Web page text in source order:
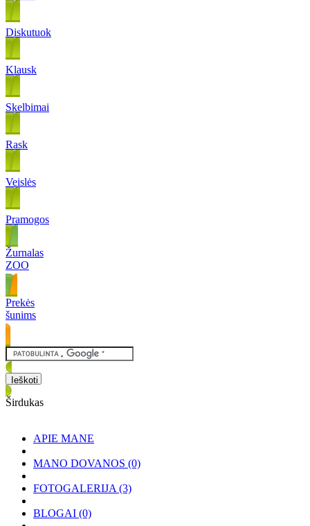
Diskutuok
Klausk
Skelbimai
Rask
Veislės
Pramogos
Žurnalas
ZOO
Prekės
šunims
Širdukas
APIE MANE
MANO DOVANOS (0)
FOTOGALERIJA (3)
BLOGAI (0)